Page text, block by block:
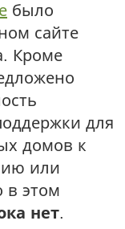
было
сайте
Кроме
для
домов к
или
в этом
нет.